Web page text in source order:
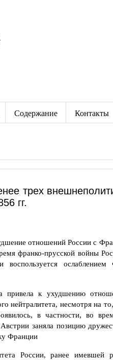
Содержание Контакты
трех
гг.
отношений России с
франко-прусской войны
привела к ухудшению
нейтралитета, несмотря на
в частности, во
заняла позицию
Франции
России, ранее имевшей